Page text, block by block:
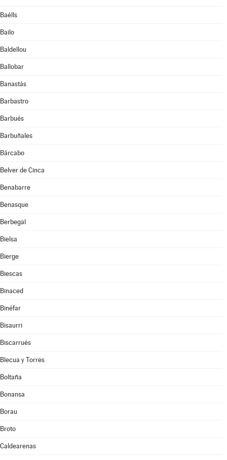
Baélls
Bailo
Baldellou
Ballobar
Banastás
Barbastro
Barbués
Barbuñales
Bárcabo
Belver de Cinca
Benabarre
Benasque
Berbegal
Bielsa
Bierge
Biescas
Binaced
Binéfar
Bisaurri
Biscarrués
Blecua y Torres
Boltaña
Bonansa
Borau
Broto
Caldearenas